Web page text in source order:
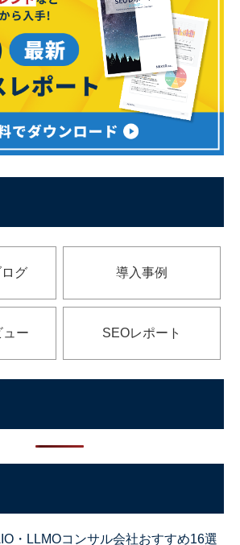
グ 導入事例
ュー SEOレポート
・LLMOコンサル会社おすすめ16選